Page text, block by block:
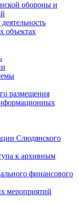
обороны и
объектах
размещения
Слюдянского
к архивным
финансового
мероприятий